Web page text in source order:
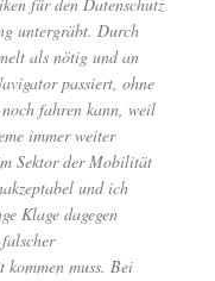
untergräbt. Durch
als nötig und an
passiert, ohne
fahren kann, weil
immer weiter
Sektor der Mobilität
und ich
Klage dagegen
muss. Bei